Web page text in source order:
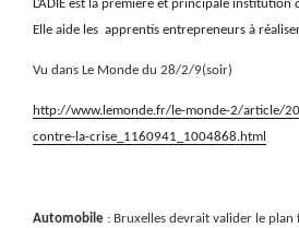
L’ADIE est la première et principale
Elle aide les apprentis entrepreneurs à
Vu dans Le Monde du 28/2/9(soir)
http://www.lemonde.fr/le-monde-2/article/
contre-la-crise_1160941_1004868.html
Automobile : Bruxelles devrait valider le plan